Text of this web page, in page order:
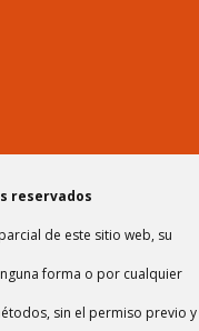
reservados
de este sitio web, su
forma o por cualquier
sin el permiso previo y